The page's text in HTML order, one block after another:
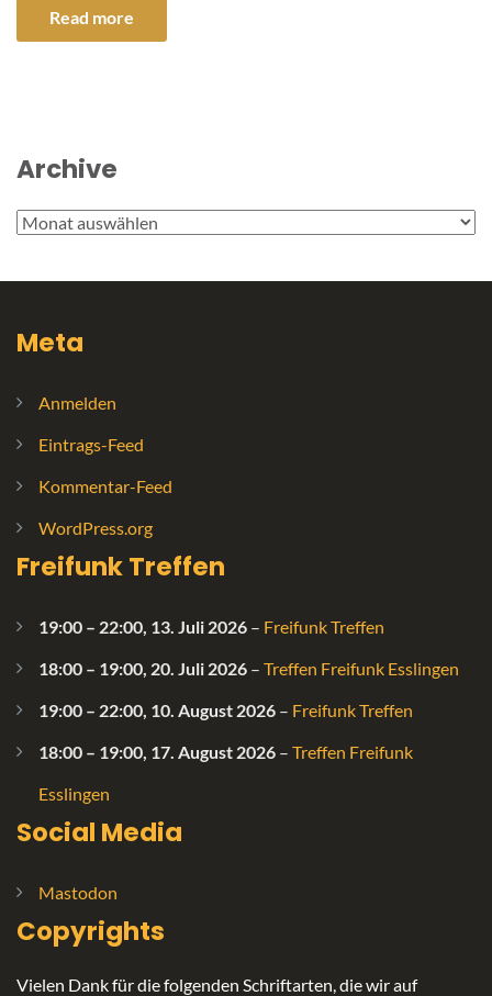
Read more
Archive
Archive
Meta
Anmelden
Eintrags-Feed
Kommentar-Feed
WordPress.org
Freifunk Treffen
19:00 – 22:00, 13. Juli 2026 – Freifunk Treffen
18:00 – 19:00, 20. Juli 2026 – Treffen Freifunk Esslingen
19:00 – 22:00, 10. August 2026 – Freifunk Treffen
18:00 – 19:00, 17. August 2026 – Treffen Freifunk
Esslingen
Social Media
Mastodon
Copyrights
Vielen Dank für die folgenden Schriftarten, die wir auf